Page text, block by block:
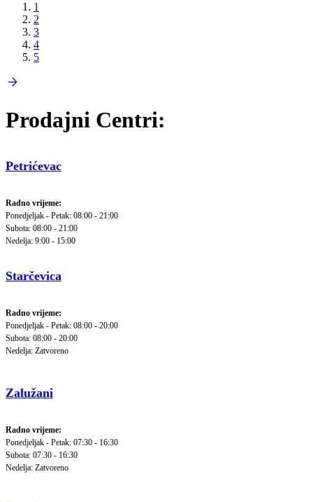
1
2
3
4
5
Prodajni Centri:
Petrićevac
Radno vrijeme:
Ponedjeljak - Petak: 08:00 - 21:00
Subota: 08:00 - 21:00
Nedelja: 9:00 - 15:00
Starčevica
Radno vrijeme:
Ponedjeljak - Petak: 08:00 - 20:00
Subota: 08:00 - 20:00
Nedelja: Zatvoreno
Zalužani
Radno vrijeme:
Ponedjeljak - Petak: 07:30 - 16:30
Subota: 07:30 - 16:30
Nedelja: Zatvoreno